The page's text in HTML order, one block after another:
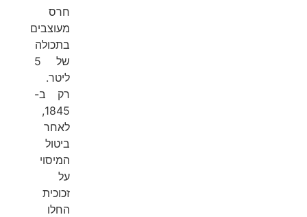
חרס
מעוצבים
בתכולה
של 5
ליטר.
רק ב-
1845,
לאחר
ביטול
המיסוי
על
זכוכית
החלו